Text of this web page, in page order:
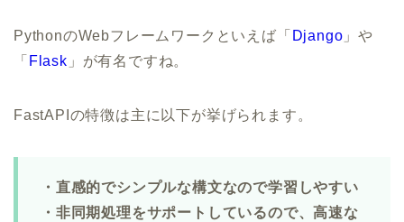
PythonのWebフレームワークといえば「 Django 」や
「 Flask 」が有名ですね。
FastAPIの特徴は主に以下が挙げられます。
・直感的でシンプルな構文なので学習しやすい
・非同期処理をサポートしているので、高速な